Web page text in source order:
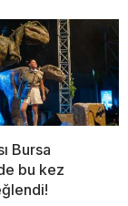
Bursa
bu kez